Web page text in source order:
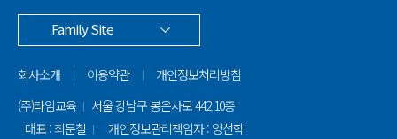
(주)타임교육
서울 강남구 봉은사로 442 10층
대표 : 최문철
개인정보관리책임자 : 양선학
Family Site
회사소개 이용약관 개인정보처리방침